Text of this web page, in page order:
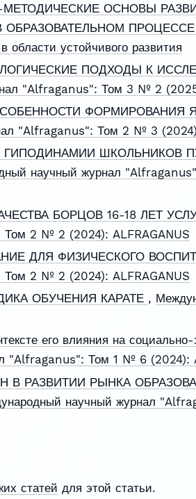
МЕТОДИЧЕСКИЕ ОСНОВЫ
устойчивого развития
ПОДХОДЫ К
"Alfraganus": Том 3 № 2
ФОРМИРОВАНИЯ
"Alfraganus": Том 2 № 3
ШКОЛЬНИКОВ
научный журнал
БОРЦОВ 16-18 ЛЕТ
2 № 2 (2024): ALFRAGANUS
ДЛЯ ФИЗИЧЕСКОГО
2 № 2 (2024): ALFRAGANUS
ОБУЧЕНИЯ КАРАТЕ ,
его влияния на
"Alfraganus": Том 1 № 6 (2024):
В РАЗВИТИИ РЫНКА
научный журнал
статей для этой статьи.